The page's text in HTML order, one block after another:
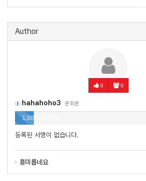
Author
0 0
hahahoho3 준회원
1,000 (10.1%)
등록된 서명이 없습니다.
흥미롭네요